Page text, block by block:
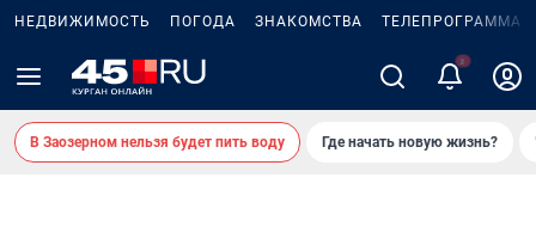
НЕДВИЖИМОСТЬ ПОГОДА ЗНАКОМСТВА ТЕЛЕПРОГРАММА
В Заозерном нельзя будет пить воду Где начать новую жизнь?